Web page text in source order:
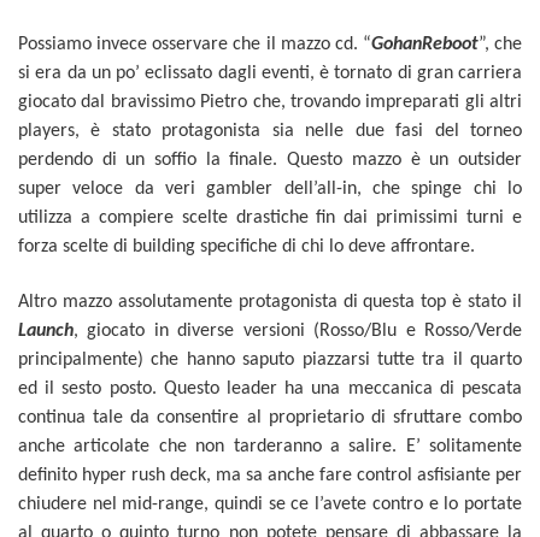
Possiamo invece osservare che il mazzo cd. “GohanReboot”, che
si era da un po’ eclissato dagli eventi, è tornato di gran carriera
giocato dal bravissimo Pietro che, trovando impreparati gli altri
players, è stato protagonista sia nelle due fasi del torneo
perdendo di un soffio la finale. Questo mazzo è un outsider
super veloce da veri gambler dell’all-in, che spinge chi lo
utilizza a compiere scelte drastiche fin dai primissimi turni e
forza scelte di building specifiche di chi lo deve affrontare.
Altro mazzo assolutamente protagonista di questa top è stato il
Launch, giocato in diverse versioni (Rosso/Blu e Rosso/Verde
principalmente) che hanno saputo piazzarsi tutte tra il quarto
ed il sesto posto. Questo leader ha una meccanica di pescata
continua tale da consentire al proprietario di sfruttare combo
anche articolate che non tarderanno a salire. E’ solitamente
definito hyper rush deck, ma sa anche fare control asfisiante per
chiudere nel mid-range, quindi se ce l’avete contro e lo portate
al quarto o quinto turno non potete pensare di abbassare la